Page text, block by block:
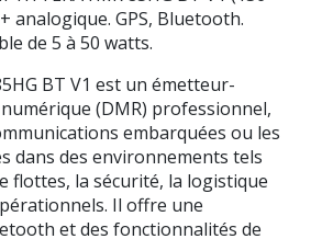
analogique. GPS, Bluetooth.
de 5 à 50 watts.
BT V1 est un émetteur-
(DMR) professionnel,
embarquées ou les
dans des environnements tels
flottes, la sécurité, la logistique
Il offre une
et des fonctionnalités de